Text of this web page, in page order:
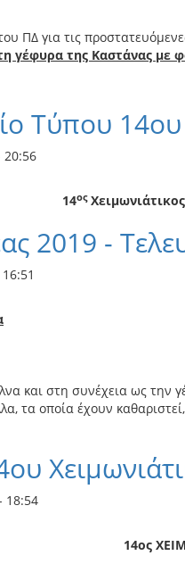
ΠΔ για τις
γέφυρα της Καστάνας
Τύπου
20:56
14ος
2019 -
και στη συνέχεια ως την
τα οποία έχουν
18:54
14ος